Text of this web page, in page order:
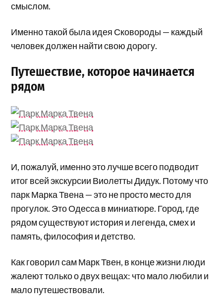
смыслом.
Именно такой была идея Сковороды — каждый
человек должен найти свою дорогу.
Путешествие, которое начинается
рядом
И, пожалуй, именно это лучше всего подводит
итог всей экскурсии Виолетты Дидук. Потому что
парк Марка Твена — это не просто место для
прогулок. Это Одесса в миниатюре. Город, где
рядом существуют история и легенда, смех и
память, философия и детство.
Как говорил сам Марк Твен, в конце жизни люди
жалеют только о двух вещах: что мало любили и
мало путешествовали.